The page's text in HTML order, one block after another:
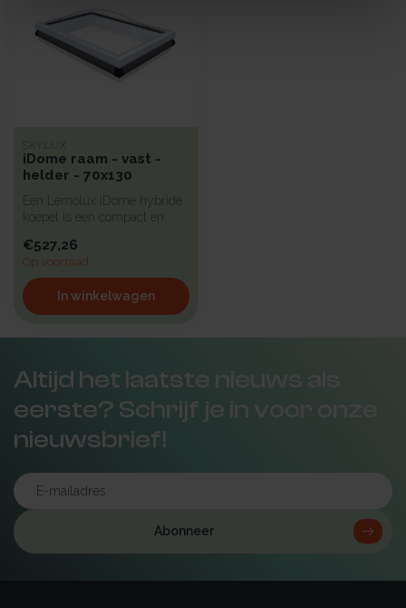
SKYLUX
iDome raam - vast -
helder - 70x130
Een Lemolux iDome hybride
koepel is een compact en
v...
€527,26
Op voorraad
In winkelwagen
Altijd het laatste nieuws als
eerste? Schrijf je in voor onze
nieuwsbrief!
Abonneer